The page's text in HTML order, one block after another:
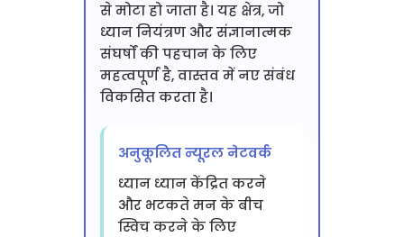
से मोटा हो जाता है। यह क्षेत्र, जो
ध्यान नियंत्रण और संज्ञानात्मक
संघर्षों की पहचान के लिए
महत्वपूर्ण है, वास्तव में नए संबंध
विकसित करता है।
अनुकूलित न्यूरल नेटवर्क
ध्यान ध्यान केंद्रित करने
और भटकते मन के बीच
स्विच करने के लिए